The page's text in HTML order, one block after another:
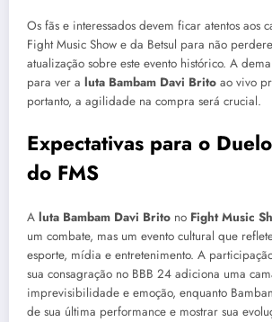
Os fãs e interessados devem ficar atentos aos
Fight Music Show e da Betsul para não
atualização sobre este evento histórico. A
para ver a luta Bambam Davi Brito ao vivo
portanto, a agilidade na compra será crucial.
Expectativas para o
do FMS
A luta Bambam Davi Brito no Fight Music
um combate, mas um evento cultural que
esporte, mídia e entretenimento. A
sua consagração no BBB 24 adiciona uma
imprevisibilidade e emoção, enquanto
de sua última performance e mostrar sua